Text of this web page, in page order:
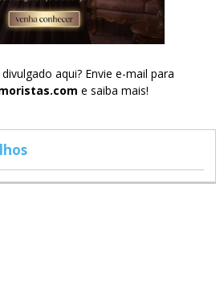
aqui? Envie e-mail para
e saiba mais!